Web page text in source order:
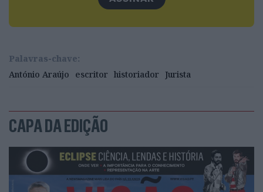
Palavras-chave:
António Araújo
escritor historiador Jurista
CAPA DA EDIÇÃO